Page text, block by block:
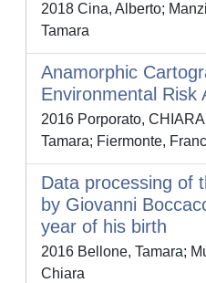
2018 Cina, Alberto;
Tamara
Anamorphic
Environmental Risk
2016 Porporato,
Tamara; Fiermonte,
Data processing of
by Giovanni
year of his birth
2016 Bellone, Tamara;
Chiara